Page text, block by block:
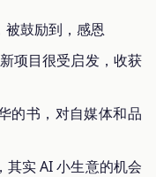
被鼓励到，感恩
项目很受启发，收获
的书，对自媒体和品
其实 AI 小生意的机会